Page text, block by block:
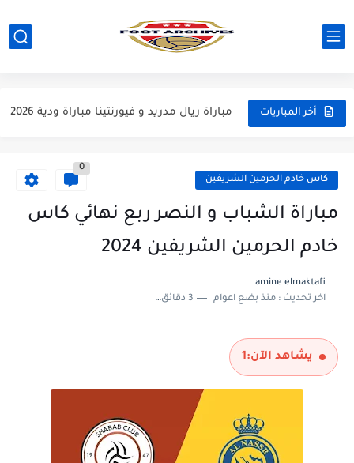
أخر المباريات
مباراة مانشستر يونايتد و اتلتيكو مدريد مباراة ودية 2026
مباراة ريال مدريد و فيورنتينا مباراة ودية 2026
مباراة برشلونة و بيرمنغهام مباراة ودية 2026
مباراة سيلتيك و ميلان مباراة ودية 2026
كاس خادم الحرمين الشريفين
0
مباراة الشباب و النصر ربع نهائي كاس
خادم الحرمين الشريفين 2024
amine elmaktafi
اخر تحديث :منذ بضع اعوام 3 دقائق للقراءة
يشاهد الآن:1